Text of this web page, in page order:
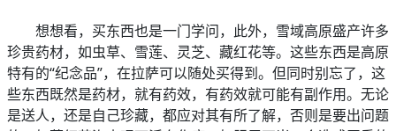
想想看，买东西也是一门学问，此外，雪域高原盛产许多
珍贵药材，如虫草、雪莲、灵芝、藏红花等。这些东西是高原
特有的“纪念品”，在拉萨可以随处买得到。但同时别忘了，这
些东西既然是药材，就有药效，有药效就可能有副作用。无论
是送人，还是自己珍藏，都应对其有所了解，否则是要出问题